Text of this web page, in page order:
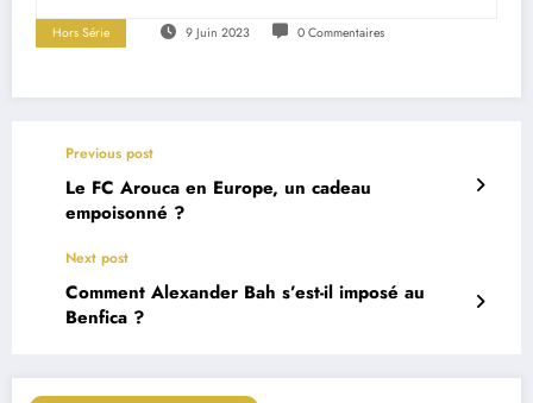
Hors Série 9 Juin 2023 0 Commentaires
Previous post
Le FC Arouca en Europe, un cadeau
empoisonné ?
Next post
Comment Alexander Bah s’est-il imposé au
Benfica ?